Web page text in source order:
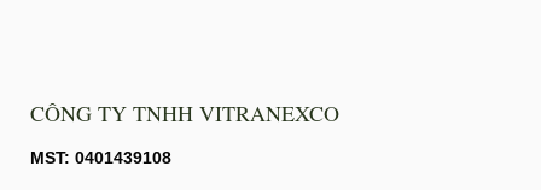
CÔNG TY TNHH VITRANEXCO
MST: 0401439108